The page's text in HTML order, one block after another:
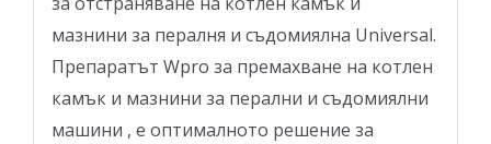
мазнини за пералня и съдомиялна Universal.
Препаратът Wpro за премахване на котлен
камък и мазнини за перални и съдомиялни
машини , е оптималното решение за